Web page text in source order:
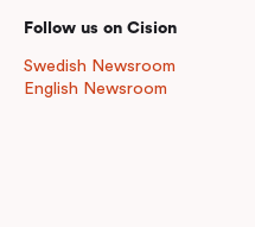
Follow us on Cision
Swedish Newsroom
English Newsroom